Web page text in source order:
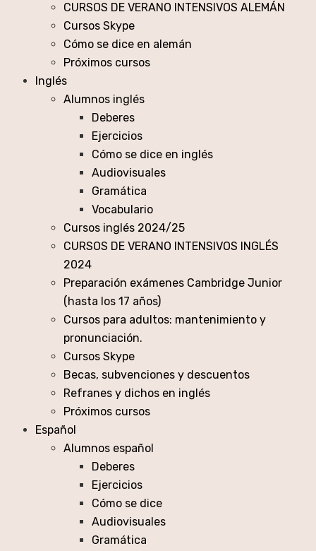
CURSOS DE VERANO INTENSIVOS ALEMÁN
Cursos Skype
Cómo se dice en alemán
Próximos cursos
Inglés
Alumnos inglés
Deberes
Ejercicios
Cómo se dice en inglés
Audiovisuales
Gramática
Vocabulario
Cursos inglés 2024/25
CURSOS DE VERANO INTENSIVOS INGLÉS
2024
Preparación exámenes Cambridge Junior
(hasta los 17 años)
Cursos para adultos: mantenimiento y
pronunciación.
Cursos Skype
Becas, subvenciones y descuentos
Refranes y dichos en inglés
Próximos cursos
Español
Alumnos español
Deberes
Ejercicios
Cómo se dice
Audiovisuales
Gramática